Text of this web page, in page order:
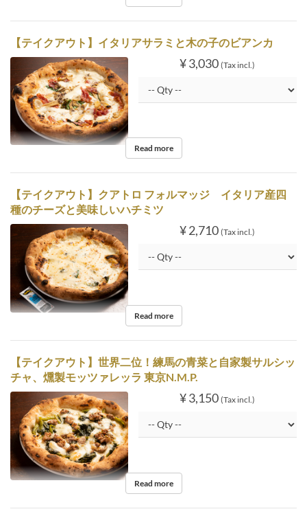
【テイクアウト】イタリアサラミと木の子のビアンカ
¥ 3,030 (Tax incl.)
Read more
【テイクアウト】クアトロ フォルマッジ イタリア産四
種のチーズと美味しいハチミツ
¥ 2,710 (Tax incl.)
Read more
【テイクアウト】世界二位！練馬の青菜と自家製サルシッ
チャ、燻製モッツァレッラ 東京N.M.P.
¥ 3,150 (Tax incl.)
Read more